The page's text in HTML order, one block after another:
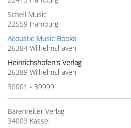
Schell Music
22559 Hamburg
Acoustic Music Books
26384 Wilhelmshaven
Heinrichshofen's Verlag
26389 Wilhelmshaven
30001 - 39999
Bärenreiter Verlag
34003 Kassel